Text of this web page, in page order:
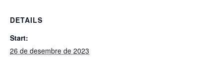
DETAILS
Start:
26 de desembre de 2023